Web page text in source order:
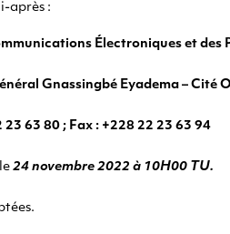
après :
Électroniques et des
Gnassingbé Eyadema – Cité
23 63 80 ; Fax : +228 22 23 63 94
24 novembre 2022 à 10H00 TU.